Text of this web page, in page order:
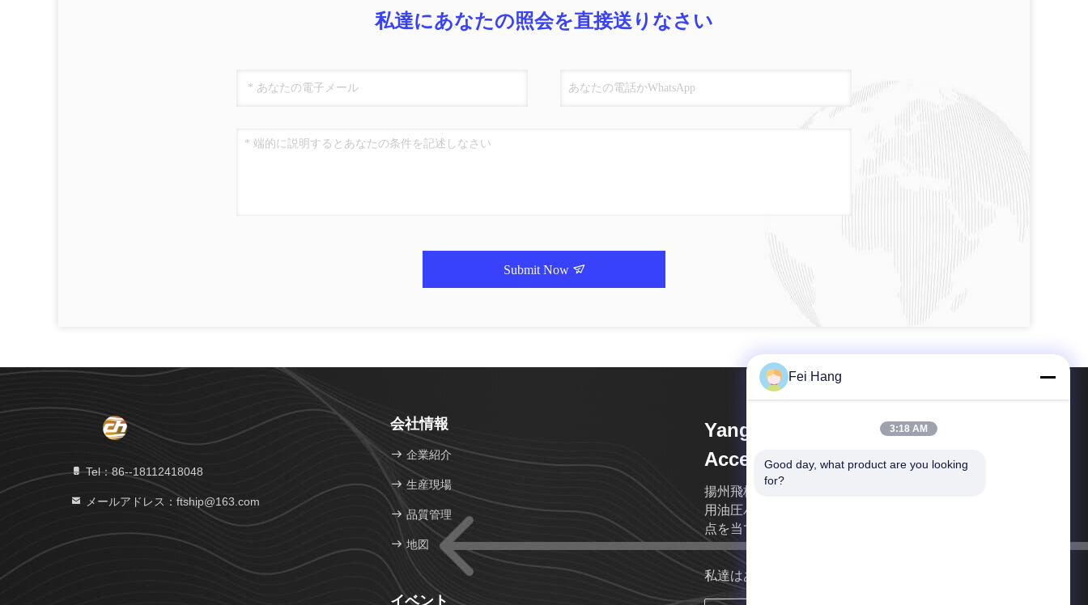
私達にあなたの照会を直接送りなさい
Submit Now
Tel：86--18112418048
メールアドレス：ftship@163.com
会社情報
企業紹介
生産現場
品質管理
地図
イベント
Yangzhou FeiHang Ship
Accessories Factory
揚州飛杭船舶付属品工場は、船舶用配管付属品、船舶
用油圧バルブ部品、および船舶用油圧バルブ部品に焦
点を当てた生産指向の企業です。
私達はあなたにできるだけ早く戻る。
Fei Hang
3:18 AM
Good day, what product are you looking
for?